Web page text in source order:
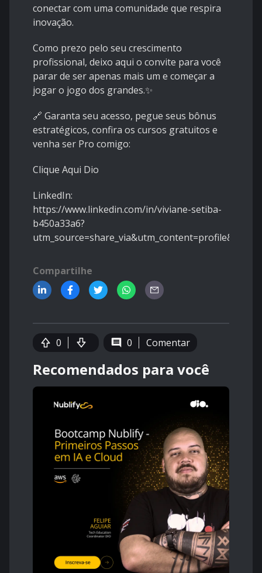
conectar com uma comunidade que respira
inovação.
Como prezo pelo seu crescimento
profissional, deixo aqui o convite para você
parar de ser apenas mais um e começar a
jogar o jogo dos grandes.✨
🔗 Garanta seu acesso, pegue seus bônus
estratégicos, confira os cursos gratuitos e
venha ser Pro comigo:
Clique Aqui Dio
LinkedIn:
https://www.linkedin.com/in/viviane-setiba-
b450a33a6?
Compartilhe
0 0 Comentar
Recomendados para você